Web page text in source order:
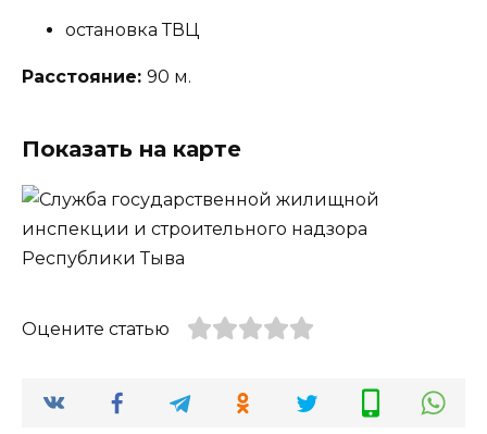
остановка ТВЦ
Расстояние: 90 м.
Показать на карте
Оцените статью